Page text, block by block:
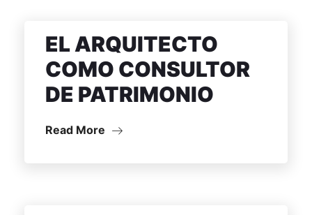
EL ARQUITECTO
COMO CONSULTOR
DE PATRIMONIO
Read More